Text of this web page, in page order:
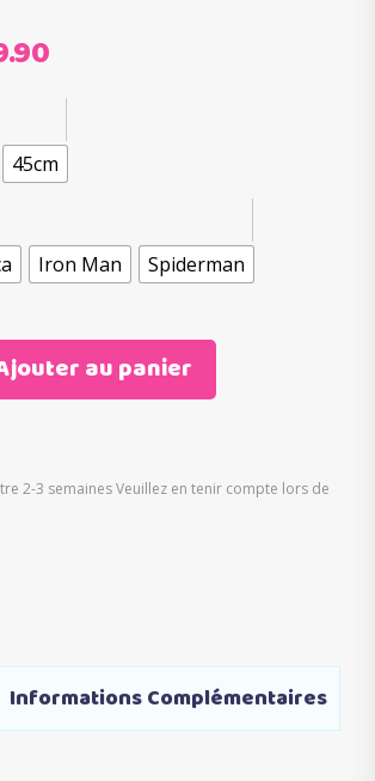
Plage
€6.11
à
45cm
Iron Man Spiderman
au panier
2-3 semaines Veuillez en tenir compte lors de
Informations Complémentaires